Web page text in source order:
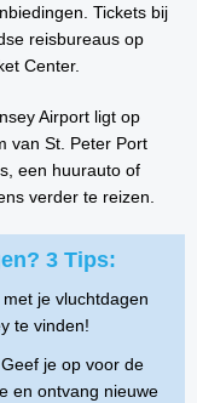
Tickets bij
reisbureaus op
Center.
Airport ligt op
van St. Peter Port
een huurauto of
verder te reizen.
3 Tips:
je vluchtdagen
te vinden!
je op voor de
en ontvang nieuwe